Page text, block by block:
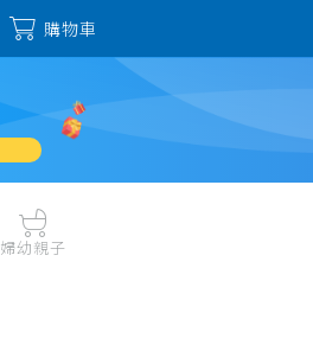
購物車
婦幼親子